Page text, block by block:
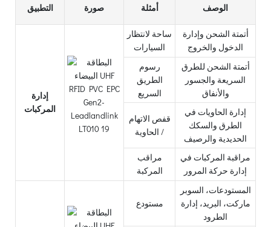
التطبيق صورة أمثلة الوصف
إدارة
المركبات
ساحة لانتظار
السيارات
أتمتة الشحن وإدارة
الدخول والخروج
رسوم
الطريق
السريع
أتمتة الشحن للطرق
السريعة والجسور
والأنفاق
قفص الاتهام
/ الحاوية
إدارة الحاويات في
الطرق والسكك
الحديدية والرصيف
مراقب
المركبة
مراقبة المركبات في
إدارة حركة المرور
مستودع
المستودعات، السوبر
ماركت، البريد، إدارة
الطرود